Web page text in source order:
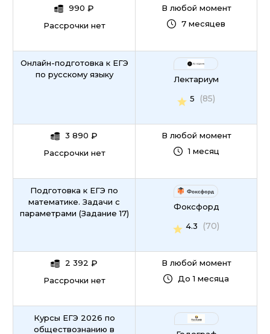
990 ₽
Рассрочки нет
В любой момент
7 месяцев
Онлайн-подготовка к ЕГЭ
по русскому языку
3 890 ₽
Рассрочки нет
Лектариум
5
(85)
В любой момент
1 месяц
Подготовка к ЕГЭ по
математике. Задачи с
параметрами (Задание 17)
2 392 ₽
Рассрочки нет
Фоксфорд
4.3
(70)
В любой момент
До 1 месяца
Курсы ЕГЭ 2026 по
обществознанию в